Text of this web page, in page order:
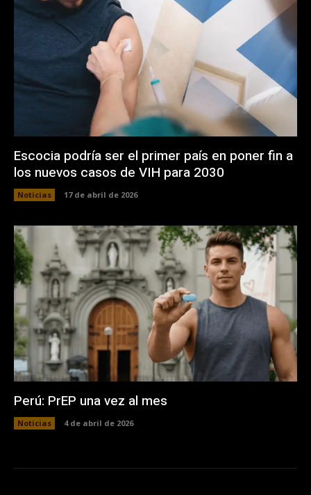
Escocia podría ser el primer país en poner fin a
los nuevos casos de VIH para 2030
Noticias 17 de abril de 2026
Perú: PrEP una vez al mes
Noticias 4 de abril de 2026